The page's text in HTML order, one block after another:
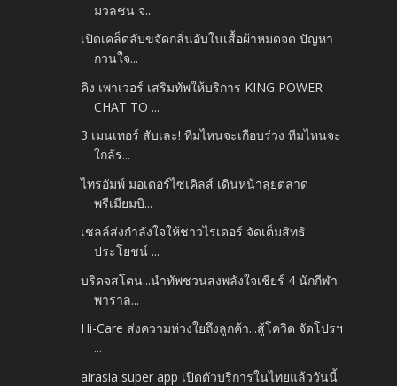
มวลชน จ...
เปิดเคล็ดลับขจัดกลิ่นอับในเสื้อผ้าหมดจด ปัญหา
กวนใจ...
คิง เพาเวอร์ เสริมทัพให้บริการ KING POWER
CHAT TO ...
3 เมนเทอร์ สับเละ! ทีมไหนจะเกือบร่วง ทีมไหนจะ
ใกล้ร...
ไทรอัมพ์ มอเตอร์ไซเคิลส์ เดินหน้าลุยตลาด
พรีเมียมบิ...
เชลล์ส่งกำลังใจให้ชาวไรเดอร์ จัดเต็มสิทธิ
ประโยชน์ ...
บริดจสโตน...นำทัพชวนส่งพลังใจเชียร์ 4 นักกีฬา
พาราล...
Hi-Care ส่งความห่วงใยถึงลูกค้า...สู้โควิด จัดโปรฯ
...
airasia super app เปิดตัวบริการในไทยแล้ววันนี้